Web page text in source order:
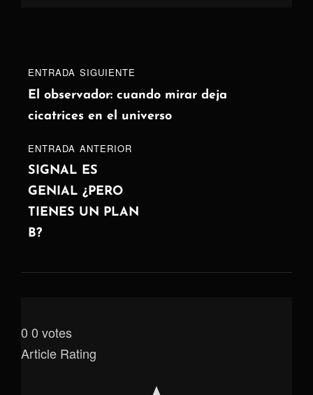
Navegación
de
entradas
ENTRADA
ANTERIOR
ENTRADA ANTERIOR
SIGNAL ES
GENIAL ¿PERO
TIENES UN PLAN
B?
Entrada
siguiente
ENTRADA SIGUIENTE
El observador: cuando mirar deja
cicatrices en el universo
0 0 votes
Article Rating